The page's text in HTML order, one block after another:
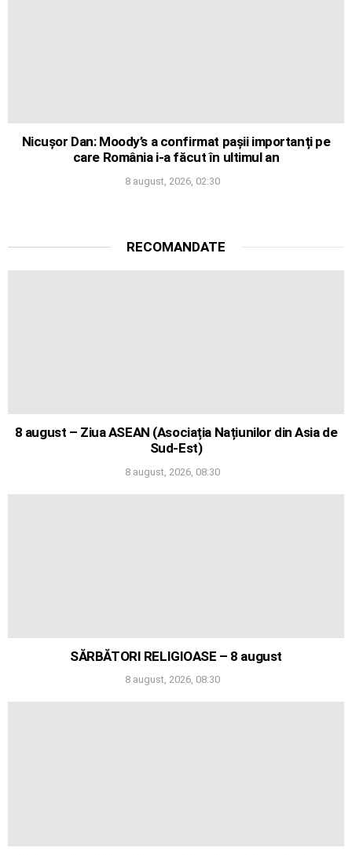
Nicușor Dan: Moody’s a confirmat pașii importanți pe
care România i-a făcut în ultimul an
8 august, 2026, 02:30
RECOMANDATE
8 august – Ziua ASEAN (Asociația Națiunilor din Asia de
Sud-Est)
8 august, 2026, 08:30
SĂRBĂTORI RELIGIOASE – 8 august
8 august, 2026, 08:30